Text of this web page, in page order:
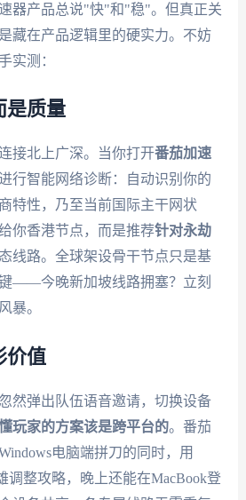
器产品总说"快"和"稳"。但真正关
藏在产品逻辑里的硬实力。不妨
实测：
是质量
接北上广深。当你打开番茄加速
行智能网络诊断：自动识别你的
特性，乃至当前国际主干网状
你香港节点，而是推荐针对永劫
线路。全球架设骨干节点只是基
——今晚新加坡线路拥塞？立刻
暴。
价值
然弹出队伍语音邀请，切换设备
玩家的方案该是跨平台的。番茄
电脑端拼刀的同时，用
调整攻略，晚上还能在MacBook登